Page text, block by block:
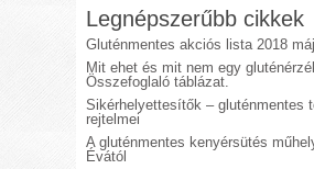
Legnépszerűbb cikkek
Gluténmentes akciós lista 2018
Mit ehet és mit nem egy
Összefoglaló táblázat.
Sikérhelyettesítők – gluténmentes
rejtelmei
A gluténmentes kenyérsütés
Évától